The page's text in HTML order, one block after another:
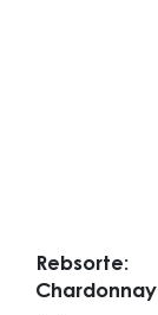
Rebsorte:
Chardonnay